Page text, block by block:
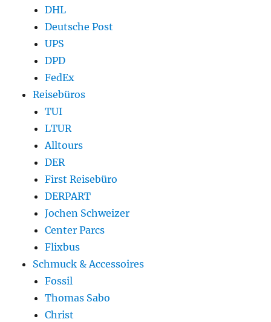
DHL
Deutsche Post
UPS
DPD
FedEx
Reisebüros
TUI
LTUR
Alltours
DER
First Reisebüro
DERPART
Jochen Schweizer
Center Parcs
Flixbus
Schmuck & Accessoires
Fossil
Thomas Sabo
Christ